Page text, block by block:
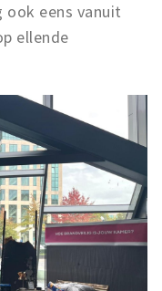
eens vanuit
ellende